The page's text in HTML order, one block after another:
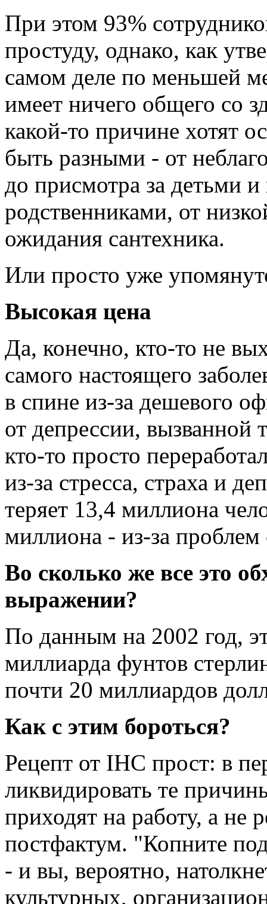
При этом 93%
простуду, однако, как
самом деле по меньшей
имеет ничего общего со
какой-то причине хотят
быть разными - от
до присмотра за детьми
родственниками, от
ожидания сантехника.
Или просто уже
Высокая цена
Да, конечно, кто-то не
самого настоящего
в спине из-за дешевого
от депрессии, вызванной
кто-то просто
из-за стресса, страха и
теряет 13,4 миллиона
миллиона - из-за
Во сколько же все это
выражении?
По данным на 2002 год,
миллиарда фунтов
почти 20 миллиардов
Как с этим бороться?
Рецепт от IHC прост: в
ликвидировать те
приходят на работу, а не
постфактум. "Копните
- и вы, вероятно,
культурных,